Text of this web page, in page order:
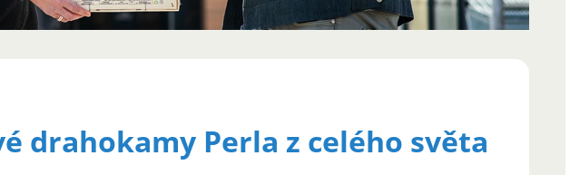
drahokamy Perla z celého světa